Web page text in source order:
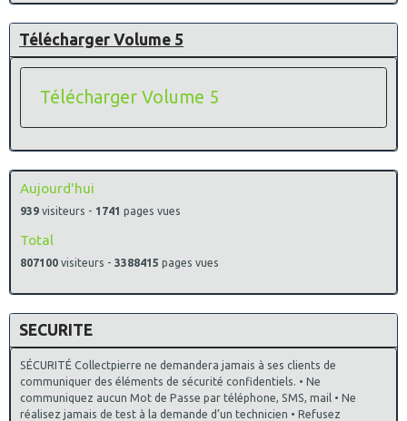
Télécharger Volume 5
Télécharger Volume 5
Aujourd'hui
939 visiteurs - 1741 pages vues
Total
807100 visiteurs - 3388415 pages vues
SECURITE
SÉCURITÉ Collectpierre ne demandera jamais à ses clients de
communiquer des éléments de sécurité confidentiels. • Ne
communiquez aucun Mot de Passe par téléphone, SMS, mail • Ne
réalisez jamais de test à la demande d’un technicien • Refusez